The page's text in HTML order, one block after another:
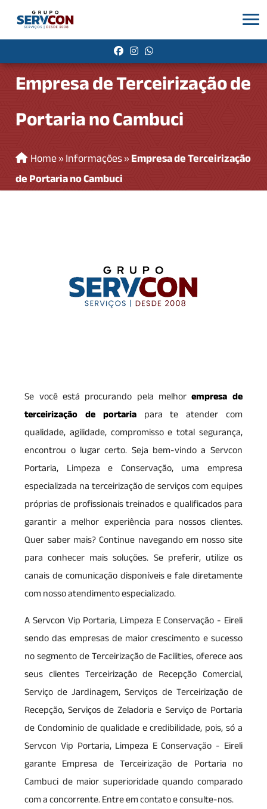
Empresa de Terceirização de
Portaria no Cambuci
Home»Informações»Empresa de Terceirização
de Portaria no Cambuci
Se você está procurando pela melhorempresa de
terceirização de portariapara te atender com
qualidade, agilidade, compromisso e total segurança,
encontrou o lugar certo. Seja bem-vindo a Servcon
Portaria, Limpeza e Conservação, uma empresa
especializada na terceirização de serviços com equipes
próprias de profissionais treinados e qualificados para
garantir a melhor experiência para nossos clientes.
Quer saber mais? Continue navegando em nosso site
para conhecer mais soluções. Se preferir, utilize os
canais de comunicação disponíveis e fale diretamente
com nosso atendimento especializado.
A Servcon Vip Portaria, Limpeza E Conservação - Eireli
sendo das empresas de maior crescimento e sucesso
no segmento de Terceirização de Facilities, oferece aos
seus clientes Terceirização de Recepção Comercial,
Serviço de Jardinagem, Serviços de Terceirização de
Recepção, Serviços de Zeladoria e Serviço de Portaria
de Condominio de qualidade e credibilidade, pois, só a
Servcon Vip Portaria, Limpeza E Conservação - Eireli
garante Empresa de Terceirização de Portaria no
Cambuci de maior superioridade quando comparado
com a concorrente. Entre em contato e consulte-nos.